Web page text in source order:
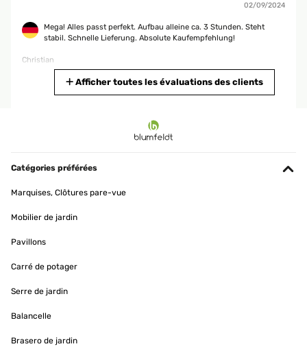
02/09/2024
Mega! Alles passt perfekt. Aufbau alleine ca. 3 Stunden. Steht
stabil. Schnelle Lieferung. Absolute Kaufempfehlung!
Christian
Wasserdicht ist!!!!!!!! Aber leider ist das nicht so.
Amazon-Benutzer
Afficher toutes les évaluations des clients
Catégories préférées
Marquises, Clôtures pare-vue
Mobilier de jardin
Pavillons
Carré de potager
Serre de jardin
Balancelle
Brasero de jardin